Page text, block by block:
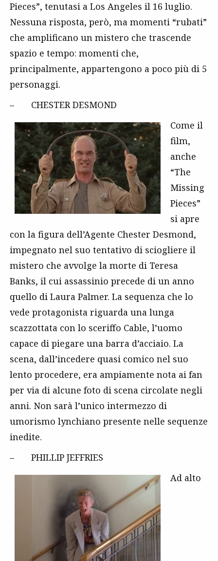
Pieces”, tenutasi a Los Angeles il 16 luglio.
Nessuna risposta, però, ma momenti “rubati”
che amplificano un mistero che trascende
spazio e tempo: momenti che,
principalmente, appartengono a poco più di 5
personaggi.
– CHESTER DESMOND
Come il
film,
anche
“The
Missing
Pieces”
si apre
con la figura dell’Agente Chester Desmond,
impegnato nel suo tentativo di sciogliere il
mistero che avvolge la morte di Teresa
Banks, il cui assassinio precede di un anno
quello di Laura Palmer. La sequenza che lo
vede protagonista riguarda una lunga
scazzottata con lo sceriffo Cable, l’uomo
capace di piegare una barra d’acciaio. La
scena, dall’incedere quasi comico nel suo
lento procedere, era ampiamente nota ai fan
per via di alcune foto di scena circolate negli
anni. Non sarà l’unico intermezzo di
umorismo lynchiano presente nelle sequenze
inedite.
– PHILLIP JEFFRIES
Ad alto